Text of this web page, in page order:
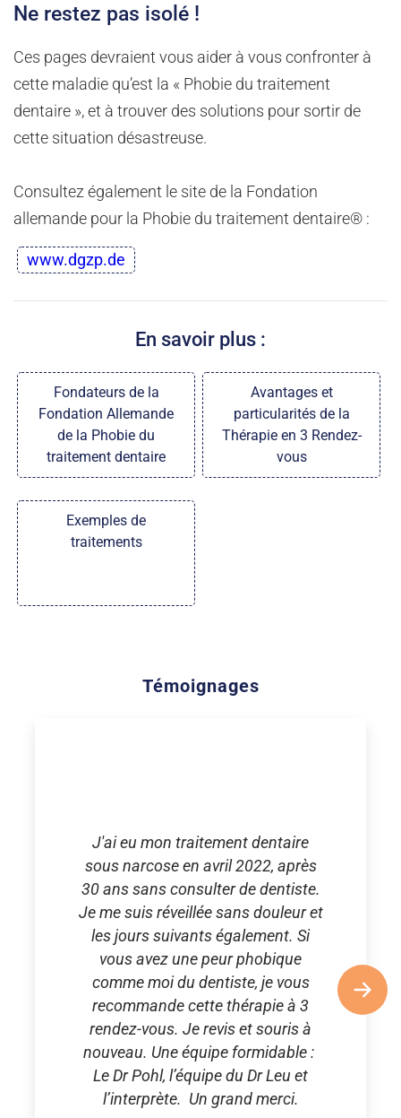
Ne restez pas isolé !
Ces pages devraient vous aider à vous confronter à
cette maladie qu’est la « Phobie du traitement
dentaire », et à trouver des solutions pour sortir de
cette situation désastreuse.
Consultez également le site de la Fondation
allemande pour la Phobie du traitement dentaire® :
www.dgzp.de
En savoir plus :
Fondateurs de la
Fondation Allemande
de la Phobie du
traitement dentaire
Avantages et
particularités de la
Thérapie en 3 Rendez-
vous
Exemples de
traitements
Témoignages
J'ai eu mon traitement dentaire
sous narcose en avril 2022, après
30 ans sans consulter de dentiste.
Je me suis réveillée sans douleur et
les jours suivants également. Si
vous avez une peur phobique
comme moi du dentiste, je vous
recommande cette thérapie à 3
rendez-vous. Je revis et souris à
nouveau. Une équipe formidable :
Le Dr Pohl, l’équipe du Dr Leu et
l’interprète. Un grand merci.